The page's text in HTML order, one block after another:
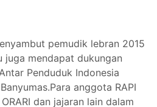
pemudik lebran 2015
juga mendapat dukungan
Penduduk Indonesia
anggota RAPI
dan jajaran lain dalam